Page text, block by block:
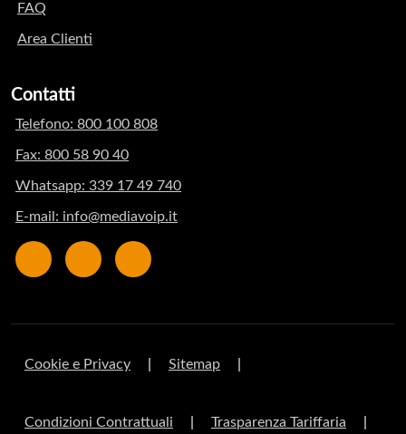
FAQ
Area Clienti
Contatti
Telefono: 800 100 808
Fax: 800 58 90 40
Whatsapp: 339 17 49 740
E-mail: info@mediavoip.it
Cookie e Privacy Sitemap
Condizioni Contrattuali Trasparenza Tariffaria